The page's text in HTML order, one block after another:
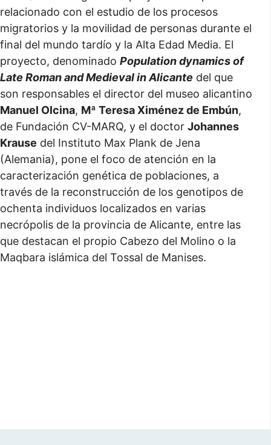
relacionado con el estudio de los procesos
migratorios y la movilidad de personas durante el
final del mundo tardío y la Alta Edad Media. El
proyecto, denominado Population dynamics of
Late Roman and Medieval in Alicante del que
son responsables el director del museo alicantino
Manuel Olcina, Mª Teresa Ximénez de Embún,
de Fundación CV-MARQ, y el doctor Johannes
Krause del Instituto Max Plank de Jena
(Alemania), pone el foco de atención en la
caracterización genética de poblaciones, a
través de la reconstrucción de los genotipos de
ochenta individuos localizados en varias
necrópolis de la provincia de Alicante, entre las
que destacan el propio Cabezo del Molino o la
Maqbara islámica del Tossal de Manises.